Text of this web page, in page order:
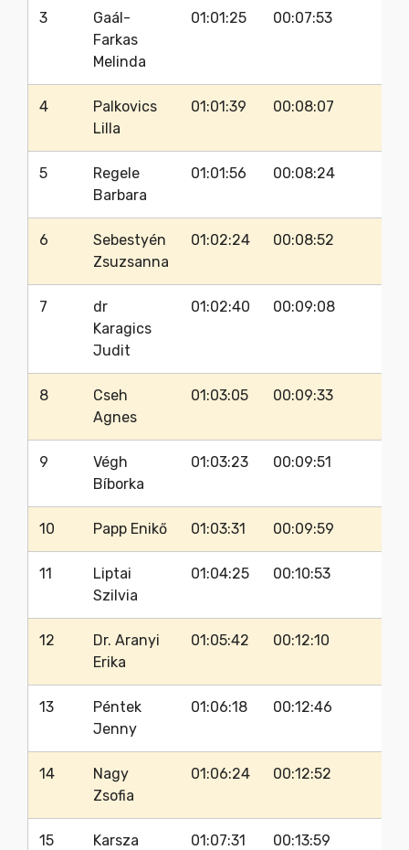
3
Gaál-
Farkas
Melinda
01:01:25 00:07:53
4
Palkovics
Lilla
01:01:39 00:08:07
5
Regele
Barbara
01:01:56 00:08:24
6
Sebestyén
Zsuzsanna
01:02:24 00:08:52
7
dr
Karagics
Judit
01:02:40 00:09:08
8
Cseh
Agnes
01:03:05 00:09:33
9
Végh
Bíborka
01:03:23 00:09:51
10 Papp Enikő 01:03:31 00:09:59
11
Liptai
Szilvia
01:04:25 00:10:53
12
Dr. Aranyi
Erika
01:05:42 00:12:10
13
Péntek
Jenny
01:06:18 00:12:46
14
Nagy
Zsofia
01:06:24 00:12:52
15
Karsza
01:07:31 00:13:59